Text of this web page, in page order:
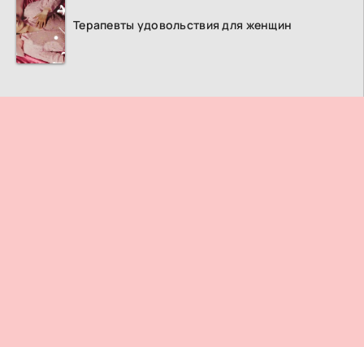
Терапевты удовольствия для женщин